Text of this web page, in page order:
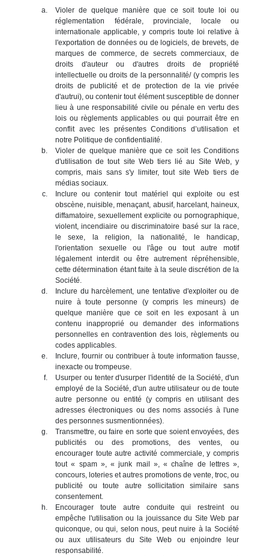
Violer de quelque manière que ce soit toute loi ou
réglementation fédérale, provinciale, locale ou
internationale applicable, y compris toute loi relative à
l'exportation de données ou de logiciels, de brevets, de
marques de commerce, de secrets commerciaux, de
droits d'auteur ou d'autres droits de propriété
intellectuelle ou droits de la personnalité/ (y compris les
droits de publicité et de protection de la vie privée
d'autrui), ou contenir tout élément susceptible de donner
lieu à une responsabilité civile ou pénale en vertu des
lois ou règlements applicables ou qui pourrait être en
conflit avec les présentes Conditions d’utilisation et
notre Politique de confidentialité.
Violer de quelque manière que ce soit les Conditions
d'utilisation de tout site Web tiers lié au Site Web, y
compris, mais sans s'y limiter, tout site Web tiers de
médias sociaux.
Inclure ou contenir tout matériel qui exploite ou est
obscène, nuisible, menaçant, abusif, harcelant, haineux,
diffamatoire, sexuellement explicite ou pornographique,
violent, incendiaire ou discriminatoire basé sur la race,
le sexe, la religion, la nationalité, le handicap,
l'orientation sexuelle ou l'âge ou tout autre motif
légalement interdit ou être autrement répréhensible,
cette détermination étant faite à la seule discrétion de la
Société.
Inclure du harcèlement, une tentative d'exploiter ou de
nuire à toute personne (y compris les mineurs) de
quelque manière que ce soit en les exposant à un
contenu inapproprié ou demander des informations
personnelles en contravention des lois, règlements ou
codes applicables.
Inclure, fournir ou contribuer à toute information fausse,
inexacte ou trompeuse.
Usurper ou tenter d'usurper l'identité de la Société, d'un
employé de la Société, d'un autre utilisateur ou de toute
autre personne ou entité (y compris en utilisant des
adresses électroniques ou des noms associés à l'une
des personnes susmentionnées).
Transmettre, ou faire en sorte que soient envoyées, des
publicités ou des promotions, des ventes, ou
encourager toute autre activité commerciale, y compris
tout « spam », « junk mail », « chaîne de lettres »,
concours, loteries et autres promotions de vente, troc, ou
publicité ou toute autre sollicitation similaire sans
consentement.
Encourager toute autre conduite qui restreint ou
empêche l'utilisation ou la jouissance du Site Web par
quiconque, ou qui, selon nous, peut nuire à la Société
ou aux utilisateurs du Site Web ou enjoindre leur
responsabilité.